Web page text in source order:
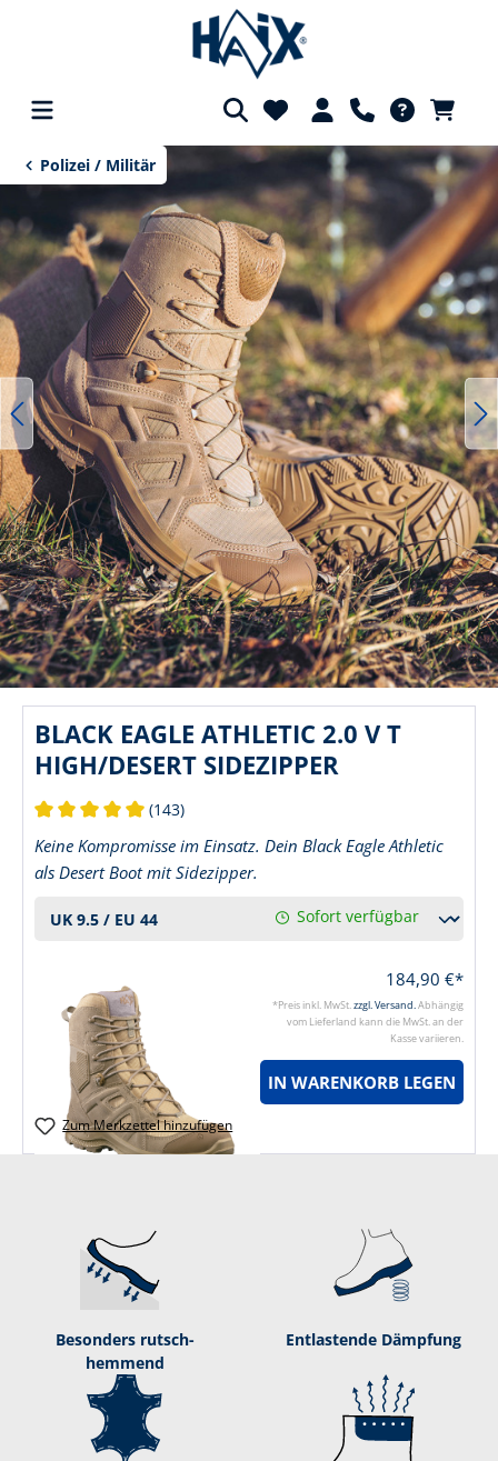
springen
Polizei / Militär
Bildergalerie überspringen
BLACK EAGLE ATHLETIC 2.0 V T
HIGH/DESERT SIDEZIPPER
(143)
Keine Kompromisse im Einsatz. Dein Black Eagle Athletic
als Desert Boot mit Sidezipper.
Sofort verfügbar
184,90 €*
*Preis inkl. MwSt.zzgl. Versand.Abhängig
vom Lieferland kann die MwSt. an der
Kasse variieren.
IN WARENKORB LEGEN
Zum Merkzettel hinzufügen
Besonders rutsch­
hemmend
Entlastende Dämpf­ung